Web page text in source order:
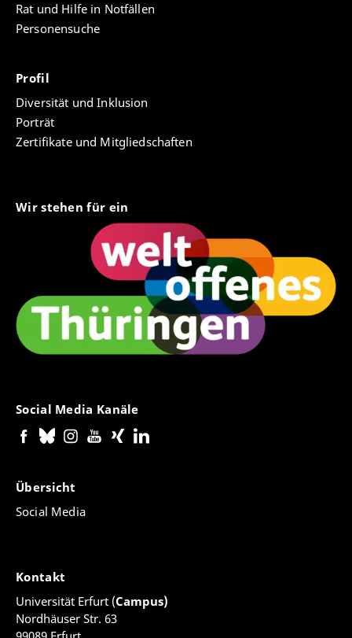
Rat und Hilfe in Notfällen
Personensuche
Profil
Diversität und Inklusion
Porträt
Zertifikate und Mitgliedschaften
Wir stehen für ein
Social Media Kanäle
Übersicht
Social Media
Kontakt
Universität Erfurt (Campus)
Nordhäuser Str. 63